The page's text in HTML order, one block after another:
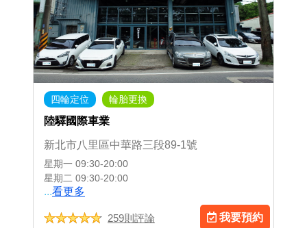
四輪定位 輪胎更換
陸驛國際車業
新北市八里區中華路三段89-1號
星期一 09:30-20:00
星期二 09:30-20:00
...看更多
259則評論 我要預約